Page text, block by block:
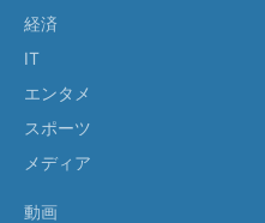
経済
IT
エンタメ
スポーツ
メディア
動画